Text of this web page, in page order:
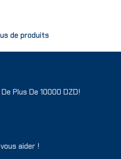
de produits
Plus De 10000 DZD!
aider !